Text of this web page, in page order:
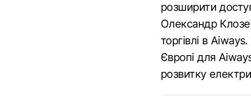
розширити
Олександр
торгівлі в
Європі для
розвитку